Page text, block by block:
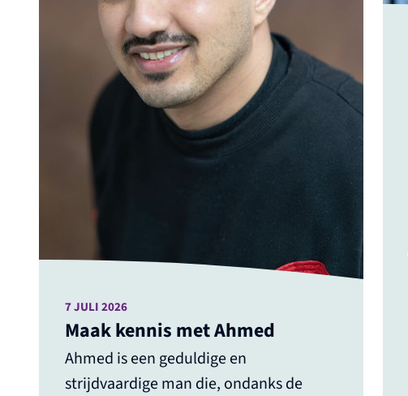
Maak kennis met Ahmed
Ahmed is een geduldige en
strijdvaardige man die, ondanks de
7 JULI 2026